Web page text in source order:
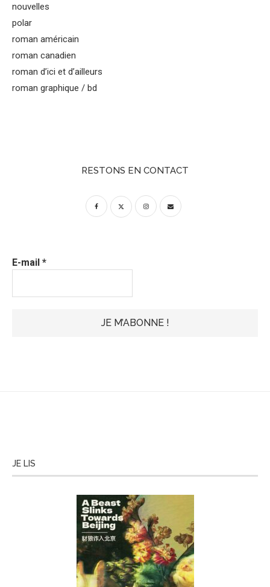
nouvelles
polar
roman américain
roman canadien
roman d’ici et d’ailleurs
roman graphique / bd
RESTONS EN CONTACT
E-mail *
JE LIS